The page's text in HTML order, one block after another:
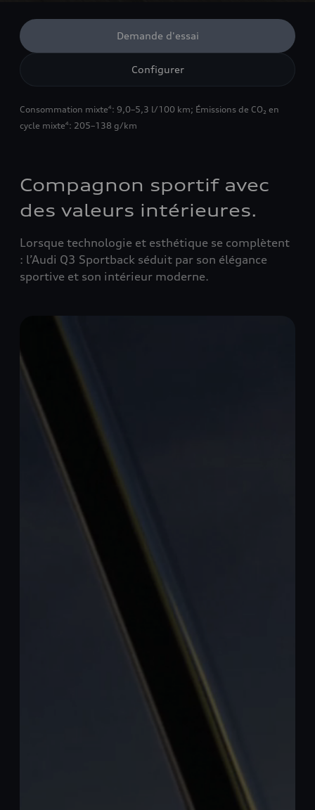
Demande d'essai
Configurer
Consommation mixte4 : 9,0–5,3 l/100 km; Émissions de CO₂ en
cycle mixte4 : 205–138 g/km
Compagnon sportif avec
des valeurs intérieures.
Lorsque technologie et esthétique se complètent
: l’Audi Q3 Sportback séduit par son élégance
sportive et son intérieur moderne.